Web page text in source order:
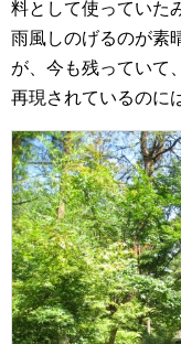
料として使っていた
雨風しのげるのが素
が、今も残っていて
再現されているのに